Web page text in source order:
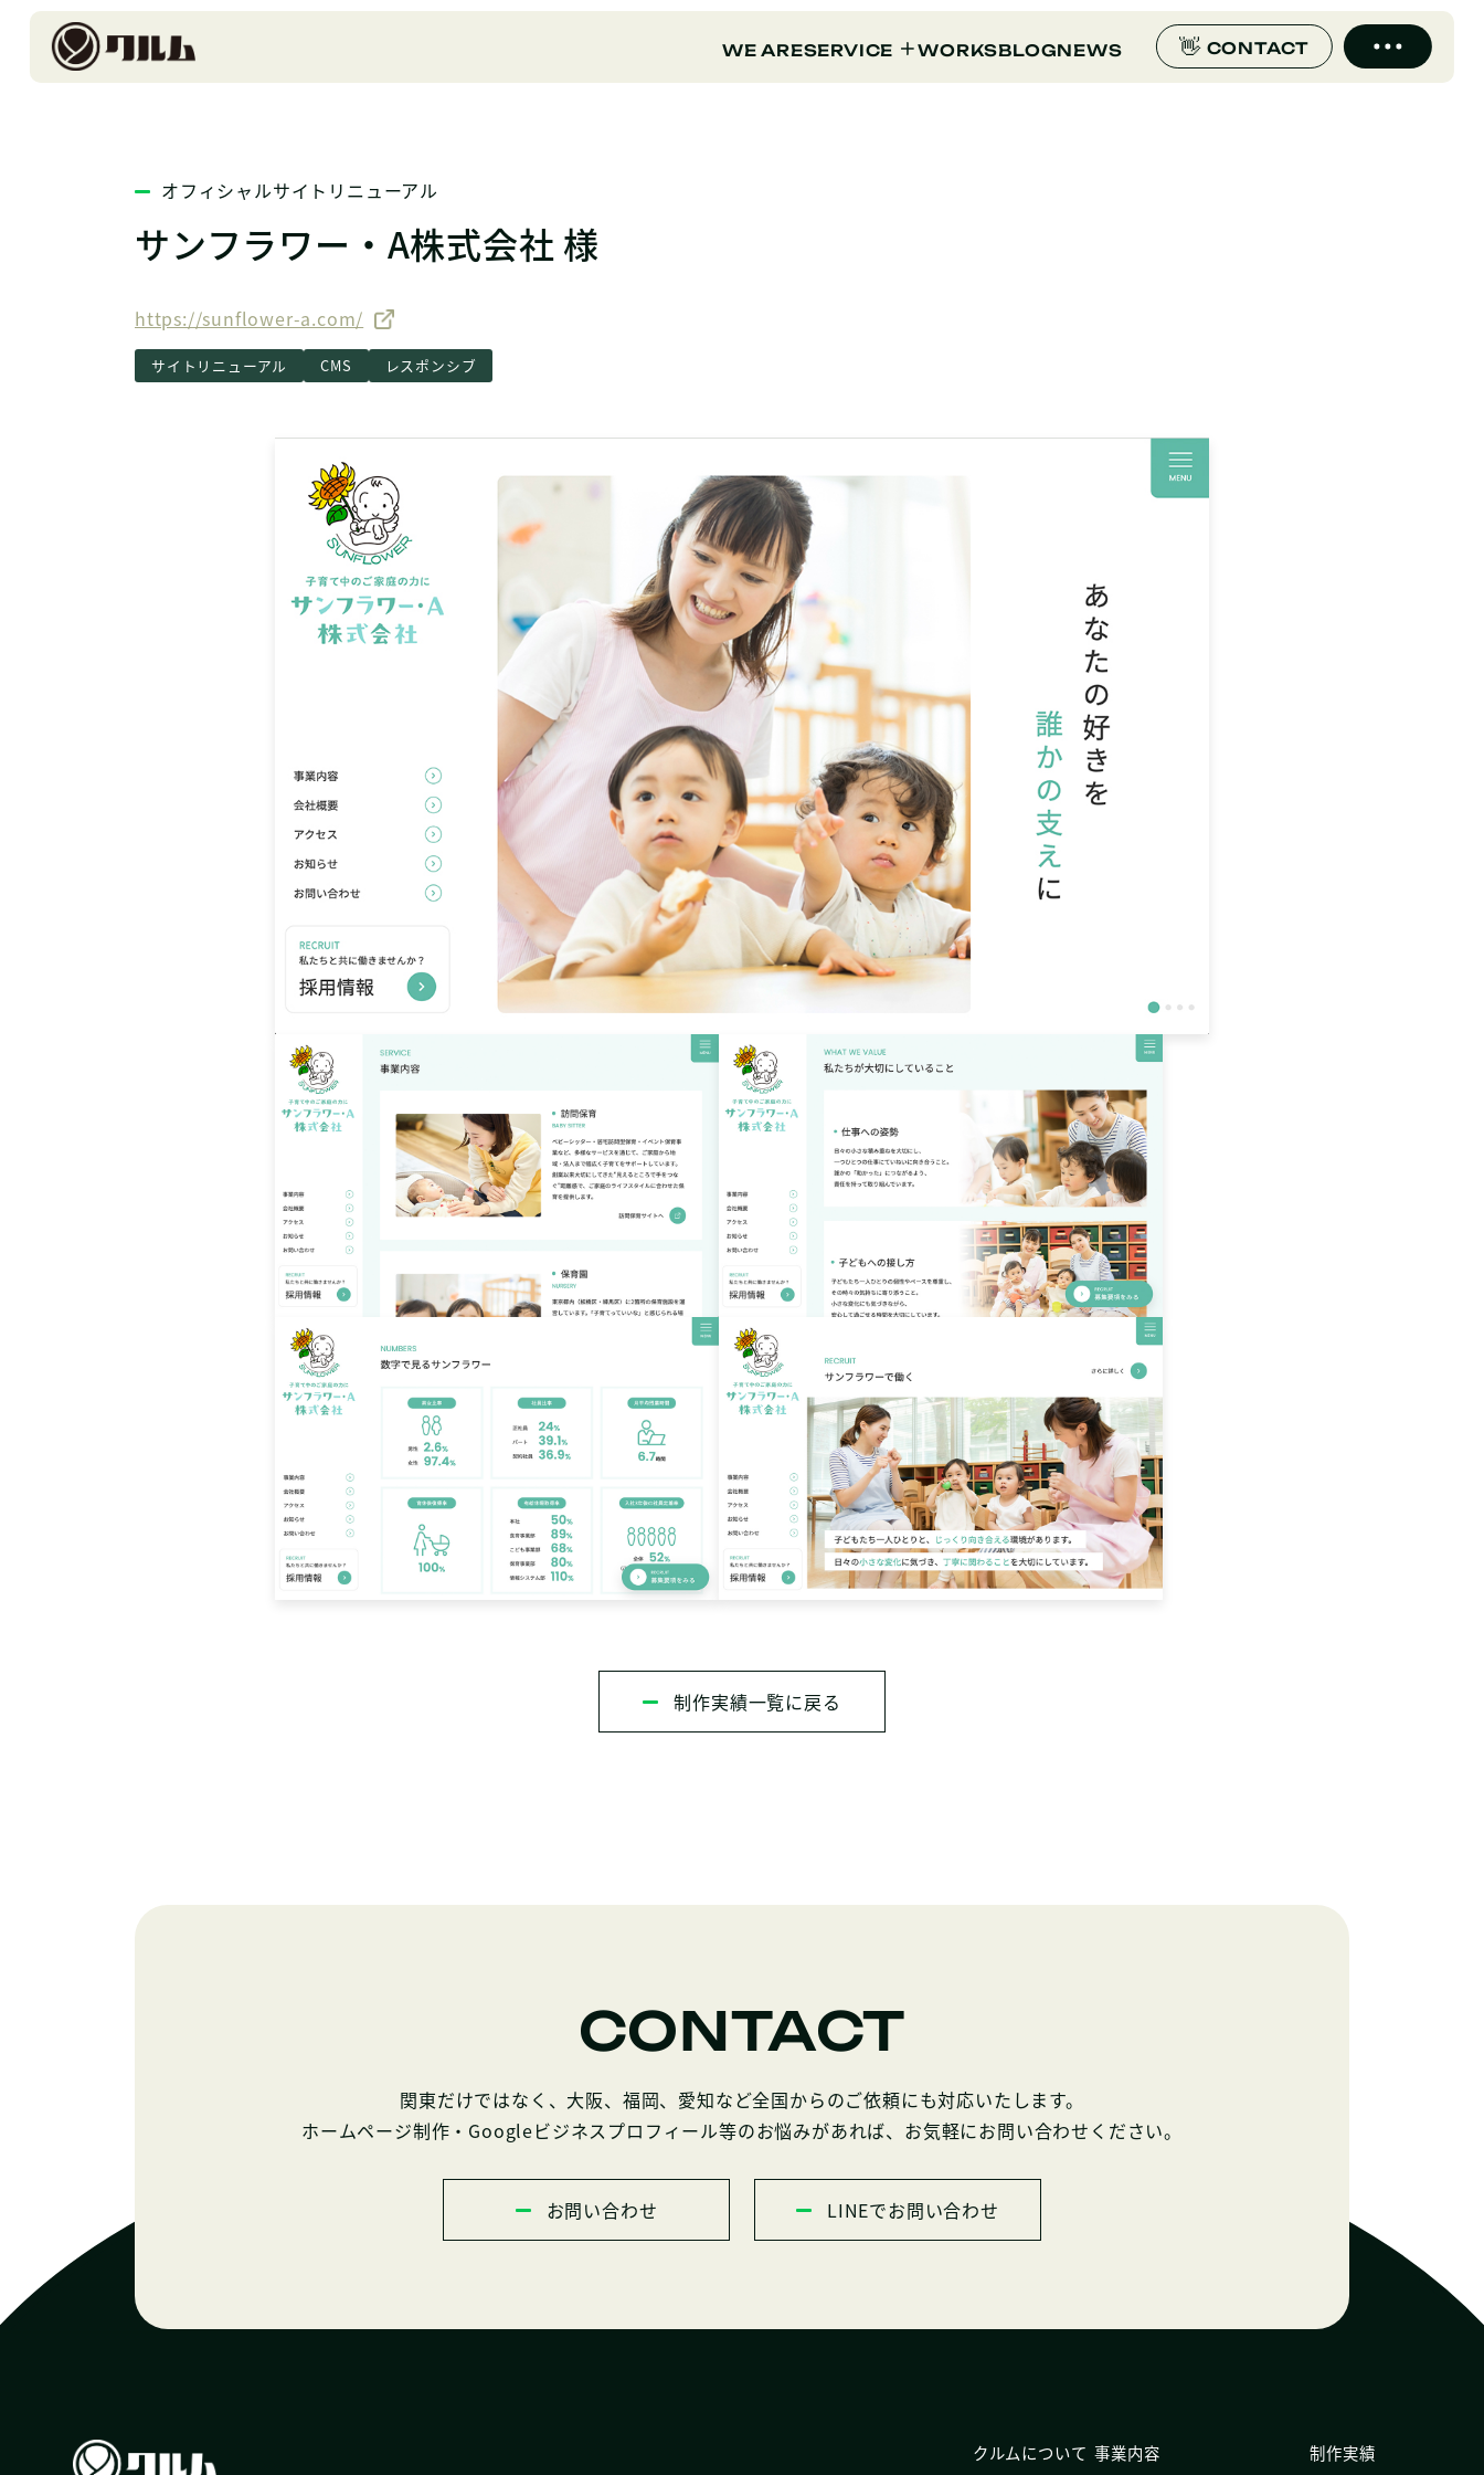
WE ARESERVICE WORKSBLOGNEWS CONTACT
オフィシャルサイトリニューアル
サンフラワー・A株式会社 様
https://sunflower-a.com/
サイトリニューアル CMS レスポンシブ
制作実績一覧に戻る
CONTACT
関東だけではなく、大阪、福岡、愛知など全国からのご依頼にも対応いたします。
ホームページ制作・Googleビジネスプロフィール等のお悩みがあれば、お気軽にお問い合わせください。
お問い合わせ LINEでお問い合わせ
クルムについて 事業内容 制作実績